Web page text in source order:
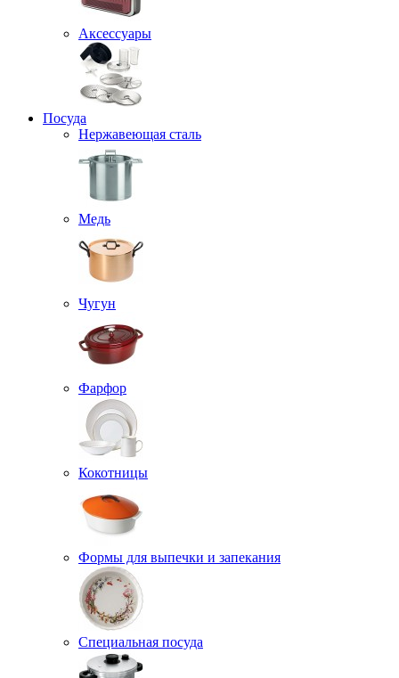
Аксессуары
Посуда
Нержавеющая сталь
Медь
Чугун
Фарфор
Кокотницы
Формы для выпечки и запекания
Специальная посуда